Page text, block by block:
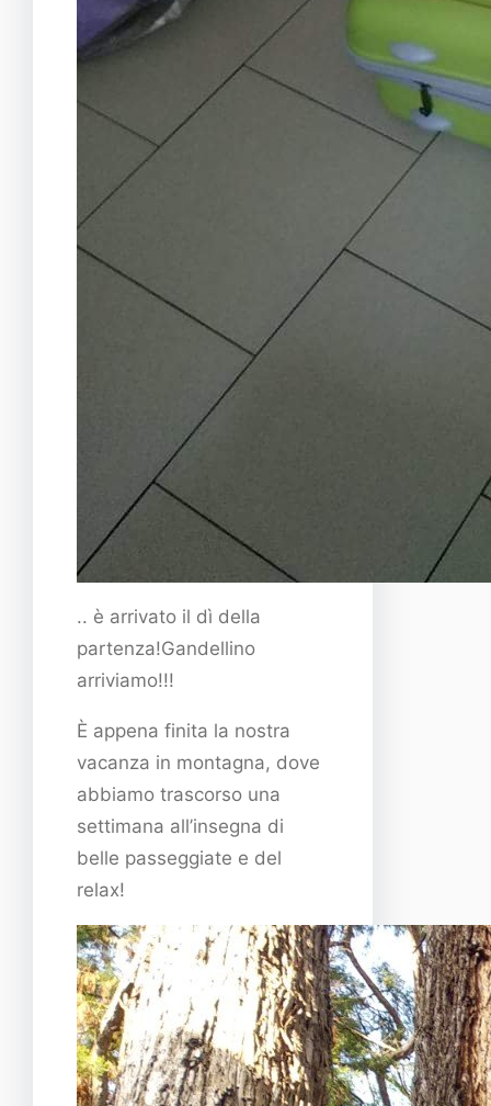
.. è arrivato il dì della
partenza!Gandellino
arriviamo!!!
È appena finita la nostra
vacanza in montagna, dove
abbiamo trascorso una
settimana all’insegna di
belle passeggiate e del
relax!